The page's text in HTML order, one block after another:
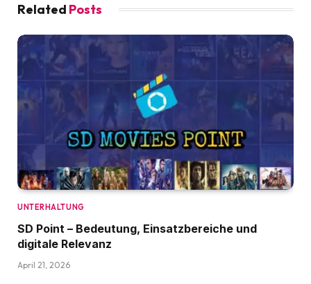
Related Posts
UNTERHALTUNG
SD Point – Bedeutung, Einsatzbereiche und
digitale Relevanz
April 21, 2026